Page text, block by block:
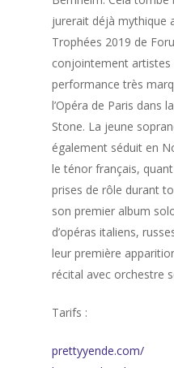
jurerait déjà mythique
Trophées 2019 de
conjointement artistes
performance très
l’Opéra de Paris dans
Stone. La jeune
également séduit en
le ténor français,
prises de rôle durant
son premier album
d’opéras italiens,
leur première
récital avec orchestre
Tarifs :
prettyyende.com/